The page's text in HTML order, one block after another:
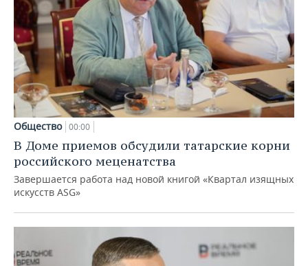
Общество 00:00
В Доме приемов обсудили татарские корни
российского меценатства
Завершается работа над новой книгой «Квартал изящных
искусств ASG»